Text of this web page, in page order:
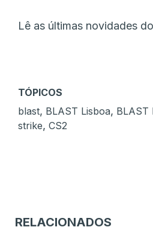
Lê as últimas novidades
TÓPICOS
blast, BLAST Lisboa, BLAST
strike, CS2
RELACIONADOS